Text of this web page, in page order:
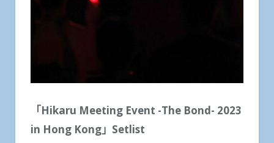
「Hikaru Meeting Event -The Bond- 2023
in Hong Kong」Setlist